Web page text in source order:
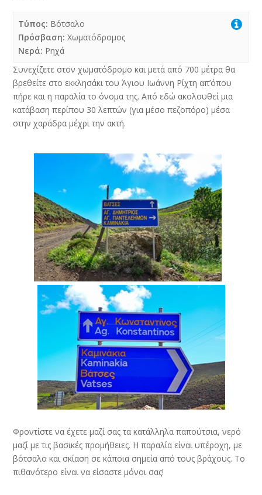
Τύπος: Βότσαλο
Πρόσβαση: Χωματόδρομος
Νερά: Ρηχά
Συνεχίζετε στον χωματόδρομο και μετά από 700 μέτρα θα
βρεθείτε στο εκκλησάκι του Άγιου Ιωάννη Ρίχτη απ’όπου
πήρε και η παραλία το όνομα της. Από εδώ ακολουθεί μια
κατάβαση περίπου 30 λεπτών (για μέσο πεζοπόρο) μέσα
στην χαράδρα μέχρι την ακτή.
Φροντίστε να έχετε μαζί σας τα κατάλληλα παπούτσια, νερό
μαζί με τις βασικές προμήθειες. Η παραλία είναι υπέροχη, με
βότσαλο και σκίαση σε κάποια σημεία από τους βράχους. Το
πιθανότερο είναι να είσαστε μόνοι σας!